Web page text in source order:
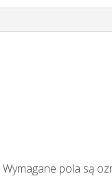
Wymagane pola są